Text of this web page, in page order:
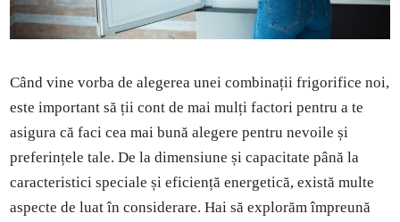
Când vine vorba de alegerea unei combinații frigorifice noi,
este important să ții cont de mai mulți factori pentru a te
asigura că faci cea mai bună alegere pentru nevoile și
preferințele tale. De la dimensiune și capacitate până la
caracteristici speciale și eficiență energetică, există multe
aspecte de luat în considerare. Hai să explorăm împreună